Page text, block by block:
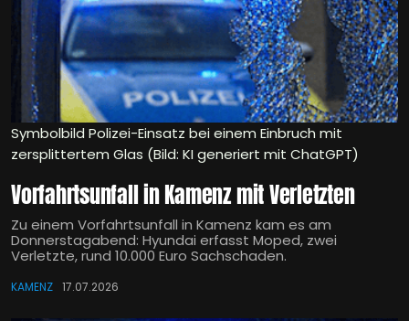
Symbolbild Polizei-Einsatz bei einem Einbruch mit
zersplittertem Glas (Bild: KI generiert mit ChatGPT)
Vorfahrtsunfall in Kamenz mit Verletzten
Zu einem Vorfahrtsunfall in Kamenz kam es am
Donnerstagabend: Hyundai erfasst Moped, zwei
Verletzte, rund 10.000 Euro Sachschaden.
KAMENZ 17.07.2026